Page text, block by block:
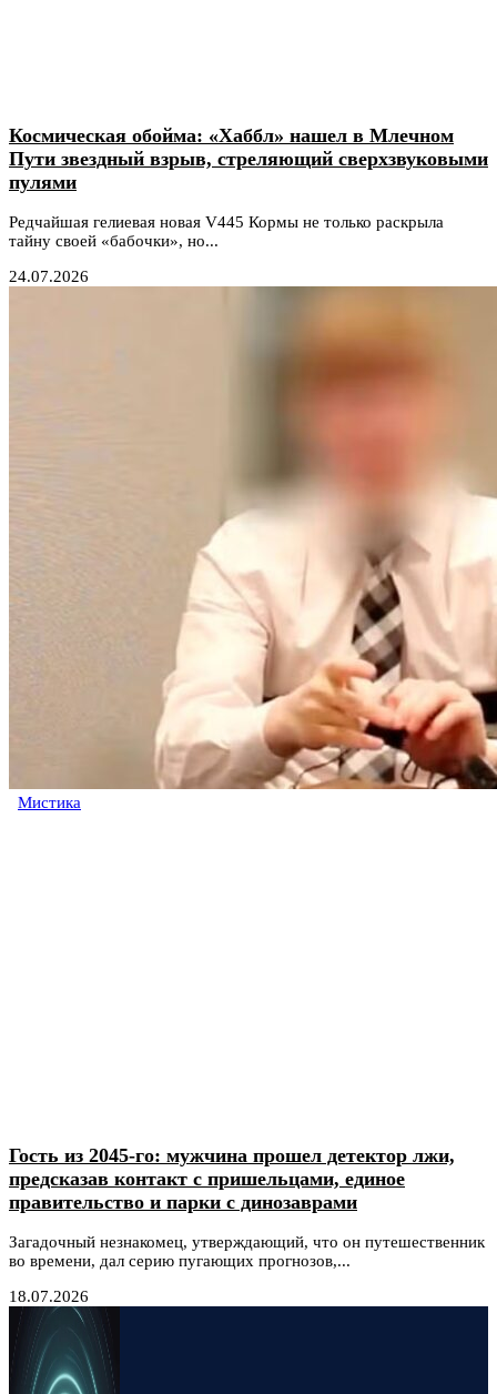
Космическая обойма: «Хаббл» нашел в Млечном
Пути звездный взрыв, стреляющий сверхзвуковыми
пулями
Редчайшая гелиевая новая V445 Кормы не только раскрыла
тайну своей «бабочки», но...
24.07.2026
Мистика
Гость из 2045-го: мужчина прошел детектор лжи,
предсказав контакт с пришельцами, единое
правительство и парки с динозаврами
Загадочный незнакомец, утверждающий, что он путешественник
во времени, дал серию пугающих прогнозов,...
18.07.2026